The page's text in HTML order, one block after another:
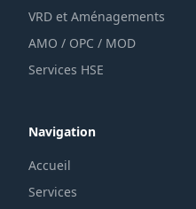
VRD et Aménagements
AMO / OPC / MOD
Services HSE
Navigation
Accueil
Services